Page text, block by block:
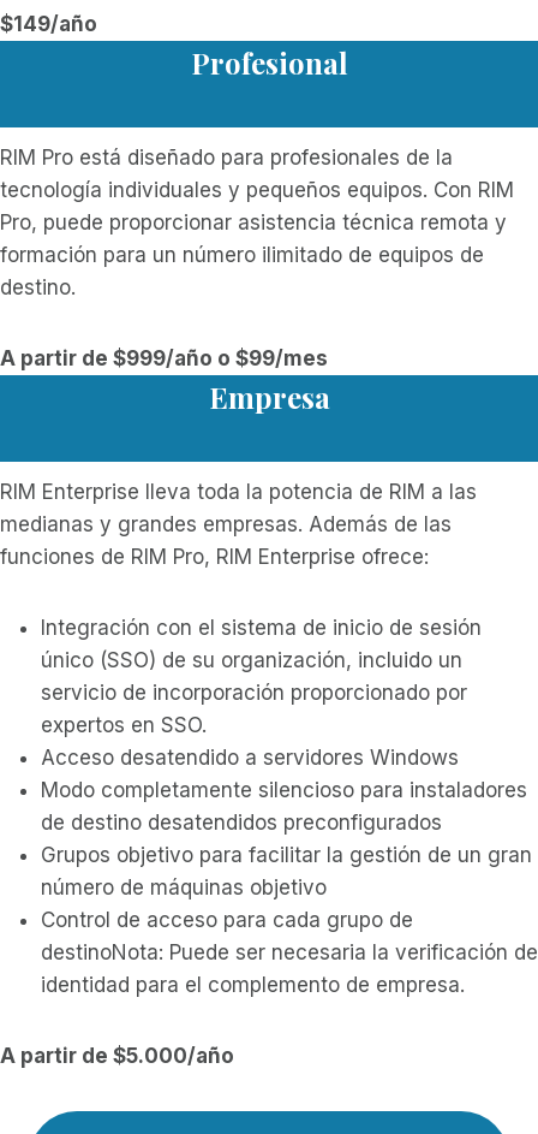
$149/año
Profesional
RIM Pro está diseñado para profesionales de la
tecnología individuales y pequeños equipos. Con RIM
Pro, puede proporcionar asistencia técnica remota y
formación para un número ilimitado de equipos de
destino.
A partir de $999/año o $99/mes
Empresa
RIM Enterprise lleva toda la potencia de RIM a las
medianas y grandes empresas. Además de las
funciones de RIM Pro, RIM Enterprise ofrece:
Integración con el sistema de inicio de sesión
único (SSO) de su organización, incluido un
servicio de incorporación proporcionado por
expertos en SSO.
Acceso desatendido a servidores Windows
Modo completamente silencioso para instaladores
de destino desatendidos preconfigurados
Grupos objetivo para facilitar la gestión de un gran
número de máquinas objetivo
Control de acceso para cada grupo de
destinoNota: Puede ser necesaria la verificación de
identidad para el complemento de empresa.
A partir de $5.000/año